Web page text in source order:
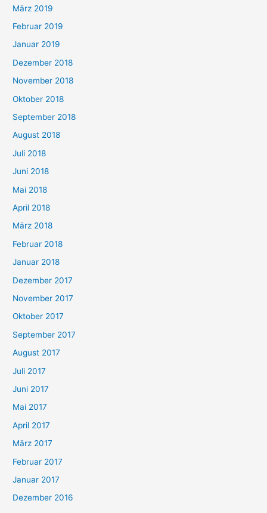
März 2019
Februar 2019
Januar 2019
Dezember 2018
November 2018
Oktober 2018
September 2018
August 2018
Juli 2018
Juni 2018
Mai 2018
April 2018
März 2018
Februar 2018
Januar 2018
Dezember 2017
November 2017
Oktober 2017
September 2017
August 2017
Juli 2017
Juni 2017
Mai 2017
April 2017
März 2017
Februar 2017
Januar 2017
Dezember 2016